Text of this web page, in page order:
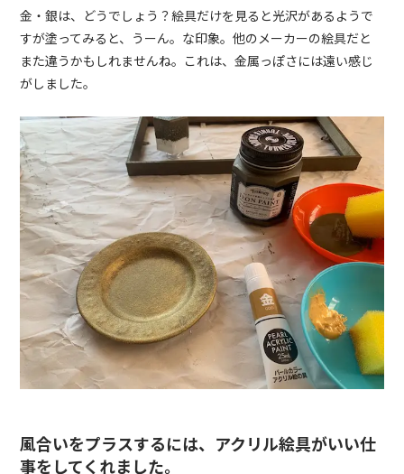
金・銀は、どうでしょう？絵具だけを見ると光沢があるようで
すが塗ってみると、うーん。な印象。他のメーカーの絵具だと
また違うかもしれませんね。これは、金属っぽさには遠い感じ
がしました。
風合いをプラスするには、アクリル絵具がいい仕
事をしてくれました。